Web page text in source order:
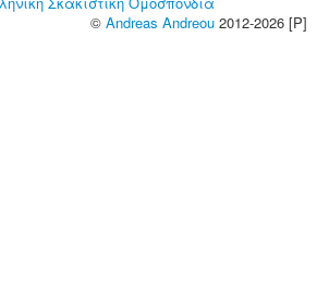
© Andreas Andreou 2012-2026 [P]